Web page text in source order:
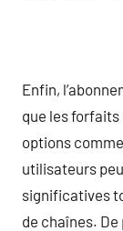
Enfin,
que les
options
utilisateurs
significatives
de chaînes.